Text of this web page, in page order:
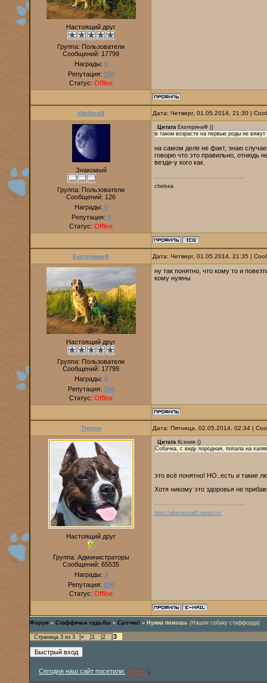
Настоящий друг
Группа: Пользователи
Сообщений: 17799
Награды: 0
Репутация: 150
Статус: Offline
chelsea5 Дата: Четверг, 01.05.2014, 21:30 |
Знакомый
Группа: Пользователи
Сообщений: 126
Награды: 0
Репутация: 0
Статус: Offline
Цитата ЕкатеринаФ ()
в таком возрасте на первые роды не
на самом деле не факт, знаю
говорю что это правильно, отнюдь
везде-у кого как.
chelsea
ЕкатеринаФ Дата: Четверг, 01.05.2014, 21:35 |
Настоящий друг
Группа: Пользователи
Сообщений: 17799
Награды: 0
Репутация: 150
Статус: Offline
ну так понятно, что кому то и
кому нужны
Tigrino Дата: Пятница, 02.05.2014, 02:34 |
Настоящий друг
Группа: Администраторы
Сообщений: 65535
Награды: 3
Репутация: 890
Статус: Offline
Цитата Ксения ()
Собачка, с виду породная, попала на
это всё понятно! НО..есть и такие
Хотя никому это здоровья не
http://alterra-staff.narod.ru/
Форум » Стаффячьи судьбы » Срочно! » Нужна помошь (Нашли собаку стаффорда)
Страница 3 из 3 « 1 2 3
Сегодня наш сайт посетили: Tigrino